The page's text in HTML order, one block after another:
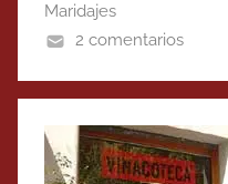
Maridajes
2 comentarios